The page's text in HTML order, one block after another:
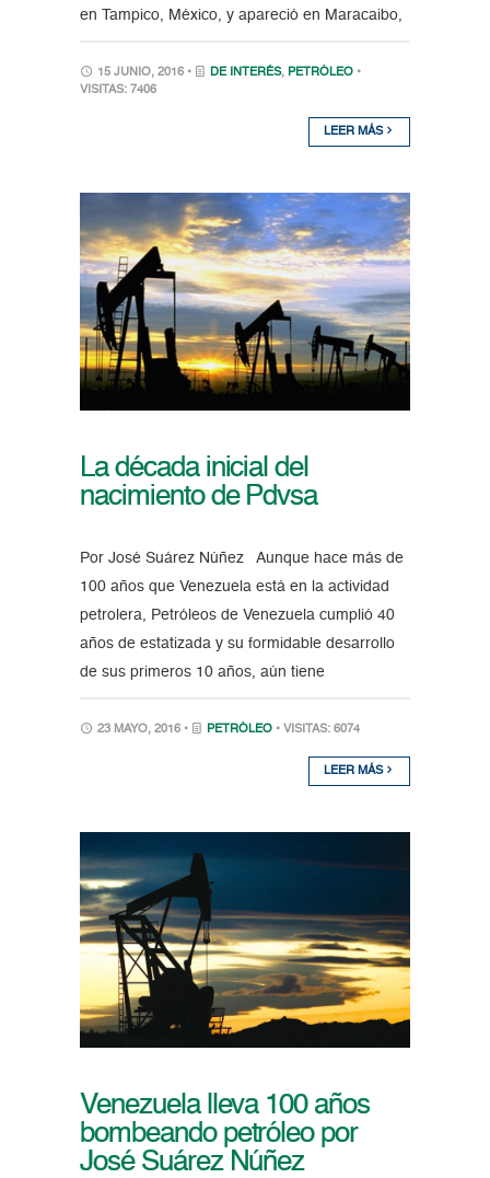
en Tampico, México, y apareció en Maracaibo,
15 JUNIO, 2016 • DE INTERÉS, PETRÓLEO •
VISITAS: 7406
LEER MÁS
La década inicial del
nacimiento de Pdvsa
Por José Suárez Núñez Aunque hace más de
100 años que Venezuela está en la actividad
petrolera, Petróleos de Venezuela cumplió 40
años de estatizada y su formidable desarrollo
de sus primeros 10 años, aún tiene
23 MAYO, 2016 • PETRÓLEO • VISITAS: 6074
LEER MÁS
Venezuela lleva 100 años
bombeando petróleo por
José Suárez Núñez